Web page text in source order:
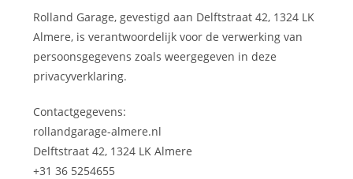
Rolland Garage, gevestigd aan Delftstraat 42, 1324 LK
Almere, is verantwoordelijk voor de verwerking van
persoonsgegevens zoals weergegeven in deze
privacyverklaring.
Contactgegevens:
rollandgarage-almere.nl
Delftstraat 42, 1324 LK Almere
+31 36 5254655